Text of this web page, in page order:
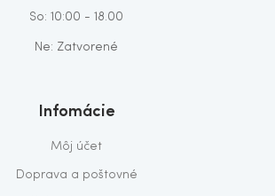
So: 10:00 - 18.00
Ne: Zatvorené
Infomácie
Môj účet
Doprava a poštovné